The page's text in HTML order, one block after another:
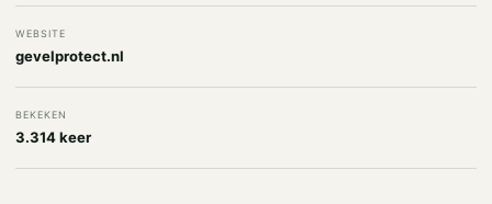
WEBSITE
gevelprotect.nl
BEKEKEN
3.314 keer